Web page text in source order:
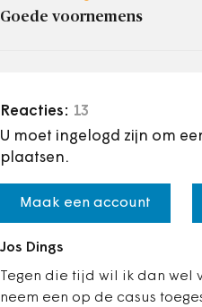
Goede voornemens
Reacties: 13
U moet ingelogd zijn om
plaatsen.
Maak een account
Jos Dings
Tegen die tijd wil ik dan
neem een op de casus